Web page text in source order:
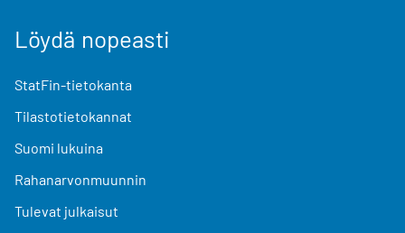
Löydä nopeasti
StatFin-tietokanta
Tilastotietokannat
Suomi lukuina
Rahanarvonmuunnin
Tulevat julkaisut